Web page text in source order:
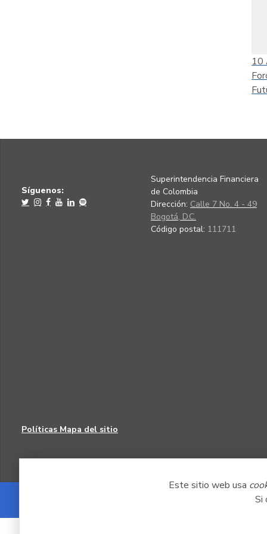
Este sitio web usa
Si
10
Síguenos:
Superintendencia Financiera
de Colombia
Dirección: Calle 7 No. 4 - 49
Bogotá, D.C.
Código postal: 111711
Políticas Mapa del sitio